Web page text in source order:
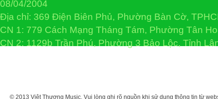
08/04/2004
Địa chỉ: 369 Điện Biên Phủ, Phường Bàn Cờ,
CN 1: 779 Cách Mạng Tháng Tám, Phường Tân
CN 2: 1129b Trần Phú, Phường 3 Bảo Lộc, Tỉnh
© 2013 Việt Thương Music. Vui lòng ghi rõ nguồn khi sử dụng thông tin từ